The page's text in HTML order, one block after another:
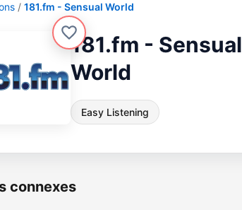
181.fm - Sensual World
181.fm - Sensual
World
Easy Listening
connexes